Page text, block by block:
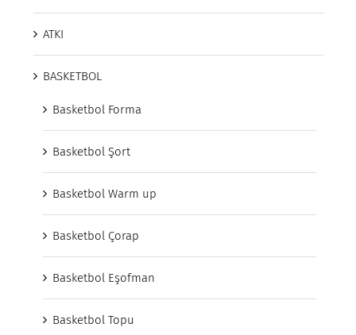
ATKI
BASKETBOL
Basketbol Forma
Basketbol Şort
Basketbol Warm up
Basketbol Çorap
Basketbol Eşofman
Basketbol Topu